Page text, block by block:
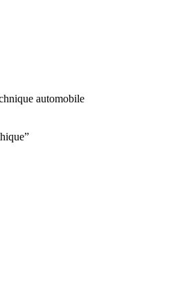
automobile
”